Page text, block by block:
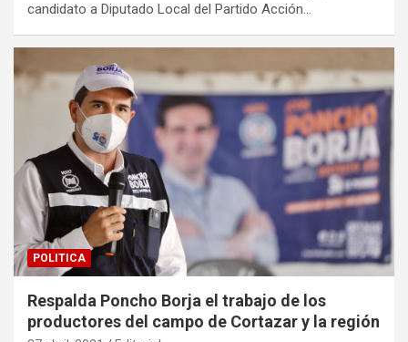
candidato a Diputado Local del Partido Acción…
POLITICA
Respalda Poncho Borja el trabajo de los
productores del campo de Cortazar y la región